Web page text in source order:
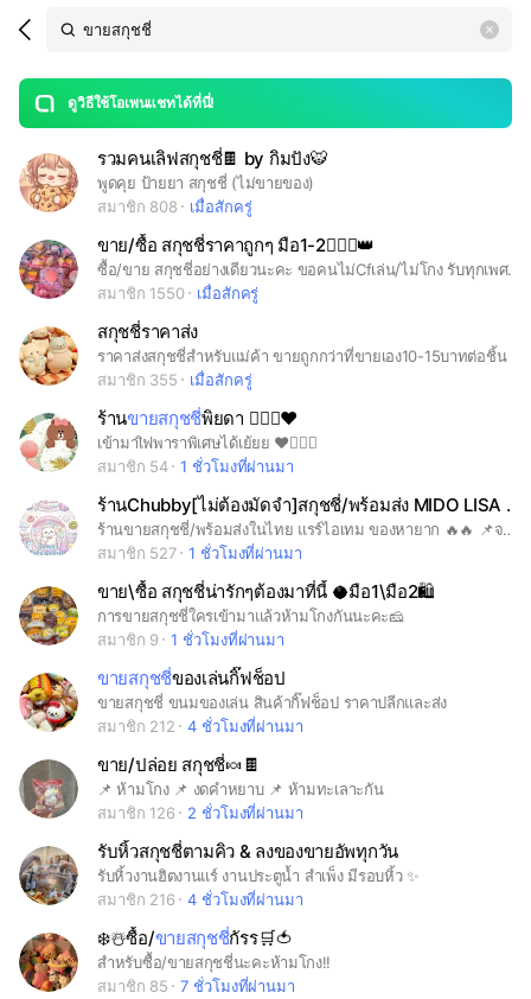
Search
OpenChats
messages
search
area
ดูวิธีใช้โอเพนแชทได้ที่นี่!
open
รวมคนเลิฟสกุชชี่🍫 by กิมปัง🐯
พูดคุย ป้ายยา สกุชชี่ (ไม่ขายของ)
สมาชิก 808
เมื่อสักครู่
ขาย/ซื้อ สกุชชี่ราคาถูกๆ มือ1-2🙆🏻‍♀️👑
ซื้อ/ขาย สกุชชี่อย่างเดียวนะคะ ขอคนไม่Cfเล่น/ไม่โกง รับทุกเพศทุกวัยค่ะ ยินดีต้อนรับนะคะ😊🙏🏻
สมาชิก 1550
เมื่อสักครู่
สกุชชี่ราคาส่ง
สมาชิก 355
เมื่อสักครู่
ร้านขายสกุชชี่พิยดา 🙇🏼‍♀️❤️
เข้ามาเิฟพาราพิเศษได้เย้ยย ❤️🙇🏼‍♀️
สมาชิก 54
1 ชั่วโมงที่ผ่านมา
ร้านChubby[ไม่ต้องมัดจำ]สกุชชี่/พร้อมส่ง MIDO LISA SWEETBUN
ร้านขายสกุชชี่/พร้อมส่งในไทย แรร์ไอเทม ของหายาก 🔥🔥 📌จองของไม่ต้องมัดจำเงิน📌 #MIDO #LISA #IBOOM #SWEETBUN #Squishy
สมาชิก 527
1 ชั่วโมงที่ผ่านมา
ขาย\ซื้อ สกุชชี่น่ารักๆต้องมาที่นี้ 🥥มือ1\มือ2🛍️
การขายสกุชชี่ใครเข้ามาแล้วห้ามโกงกันนะคะ🧀
สมาชิก 9
1 ชั่วโมงที่ผ่านมา
ขายสกุชชี่ของเล่นกิ๊ฟช็อป
ขายสกุชชี่ ขนมของเล่น สินค้ากิ๊ฟช็อป ราคาปลีกและส่ง
สมาชิก 212
4 ชั่วโมงที่ผ่านมา
ขาย/ปล่อย สกุชชี่🍬🍫
📌 ห้ามโกง 📌 งดคำหยาบ 📌 ห้ามทะเลาะกัน
สมาชิก 126
2 ชั่วโมงที่ผ่านมา
รับหิ้วสกุชชี่ตามคิว & ลงของขายอัพทุกวัน
รับหิ้วงานฮิตงานแร์ งานประตูน้ำ สำเพ็ง มีรอบหิ้ว ✨
สมาชิก 216
4 ชั่วโมงที่ผ่านมา
❄️☃️ซื้อ/ขายสกุชชี่กัรร🛒🍅
สำหรับซื้อ/ขายสกุชชี่นะคะห้ามโกง!!
สมาชิก 85
7 ชั่วโมงที่ผ่านมา